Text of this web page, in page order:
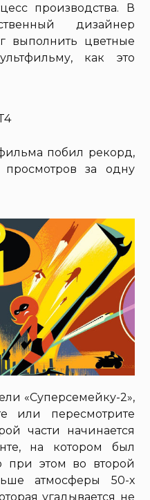
производства. В
дизайнер
выполнить цветные
как это
побил рекорд,
за одну
«Суперсемейку-2»,
или пересмотрите
части начинается
на котором был
при этом во второй
атмосферы 50-х
угадывается не